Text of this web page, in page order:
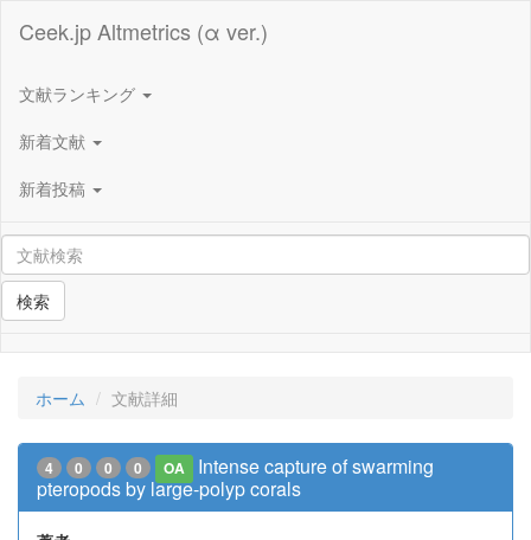
Ceek.jp Altmetrics (α ver.)
文献ランキング
新着文献
新着投稿
検索
ホーム 文献詳細
4 0 0 0 OA
Intense capture of swarming
pteropods by large-polyp corals